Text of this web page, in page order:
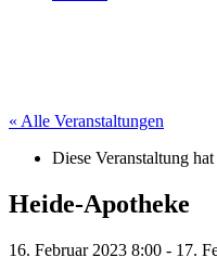
« Alle Veranstaltungen
Diese Veranstaltung
Heide-Apotheke
16. Februar 2023 8:00 - 17.